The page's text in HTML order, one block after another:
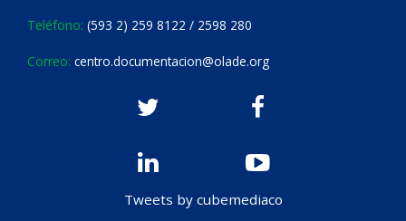
Teléfono: (593 2) 259 8122 / 2598 280
Correo: centro.documentacion@olade.org
Tweets by cubemediaco